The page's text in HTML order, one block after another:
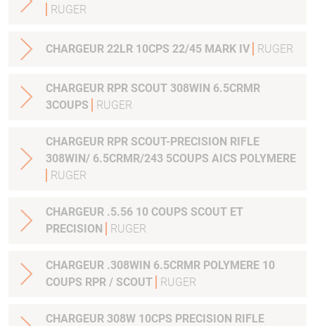
RUGER
CHARGEUR 22LR 10CPS 22/45 MARK IV RUGER
CHARGEUR RPR SCOUT 308WIN 6.5CRMR
3COUPS
RUGER
CHARGEUR RPR SCOUT-PRECISION RIFLE
308WIN/ 6.5CRMR/243 5COUPS AICS POLYMERE
RUGER
CHARGEUR .5.56 10 COUPS SCOUT ET
PRECISION
RUGER
CHARGEUR .308WIN 6.5CRMR POLYMERE 10
COUPS RPR / SCOUT
RUGER
CHARGEUR 308W 10CPS PRECISION RIFLE